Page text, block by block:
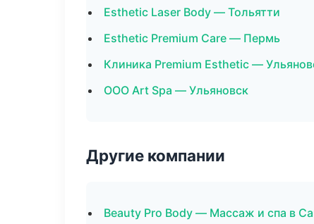
Esthetic Laser Body — Тольятти
Esthetic Premium Care — Пермь
Клиника Premium Esthetic —
ООО Art Spa — Ульяновск
Другие компании
Beauty Pro Body — Массаж и спа в